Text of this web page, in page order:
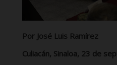
Por José Luis Ramírez
Culiacán, Sinaloa, 23 de